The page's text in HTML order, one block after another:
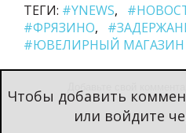
ТЕГИ: #YNEWS
#ФРЯЗИНО
#ЮВЕЛИРНЫЙ МАГАЗИН
Чтобы добавить
или войдите